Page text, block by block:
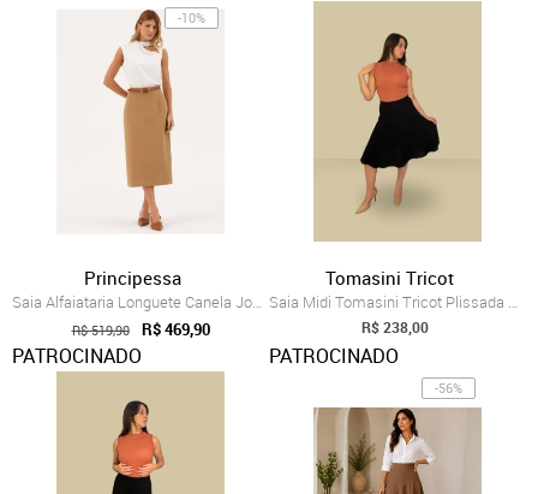
-10%
Principessa
Saia Alfaiataria Longuete Canela Joulie
R$ 519,90 R$ 469,90
PATROCINADO
Tomasini Tricot
Saia Midi Tomasini Tricot Plissada PRETO
R$ 238,00
PATROCINADO
-56%